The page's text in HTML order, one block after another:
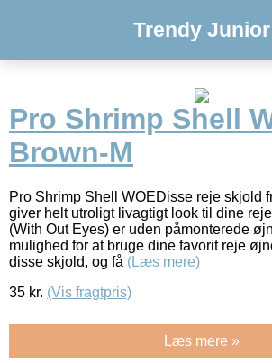
Trendy Junior
Pro Shrimp Shell
Brown-M
Pro Shrimp Shell WOEDisse reje skjold
giver helt utroligt livagtigt look til dine
(With Out Eyes) er uden påmonterede
mulighed for at bruge dine favorit reje
disse skjold, og få (Læs mere)
35 kr. (Vis fragtpris)
Læs mere »